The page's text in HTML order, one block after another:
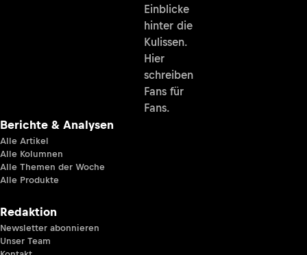
Einblicke
hinter die
Kulissen.
Hier
schreiben
Fans für
Fans.
Berichte & Analysen
Alle Artikel
Alle Kolumnen
Alle Themen der Woche
Alle Produkte
Redaktion
Newsletter abonnieren
Unser Team